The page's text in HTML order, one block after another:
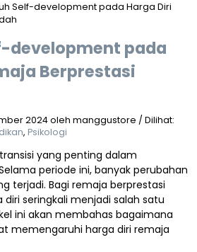
Self-development pada Harga Diri
development pada
Berprestasi
2024 oleh manggustore / Dilihat:
, Psikologi
yang penting dalam
periode ini, banyak perubahan
terjadi. Bagi remaja berprestasi
seringkali menjadi salah satu
ini akan membahas bagaimana
memengaruhi harga diri remaja